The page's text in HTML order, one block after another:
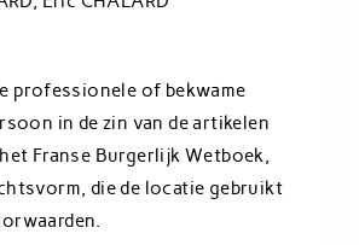
professionele of bekwame
in de zin van de artikelen
Franse Burgerlijk Wetboek,
die de locatie gebruikt